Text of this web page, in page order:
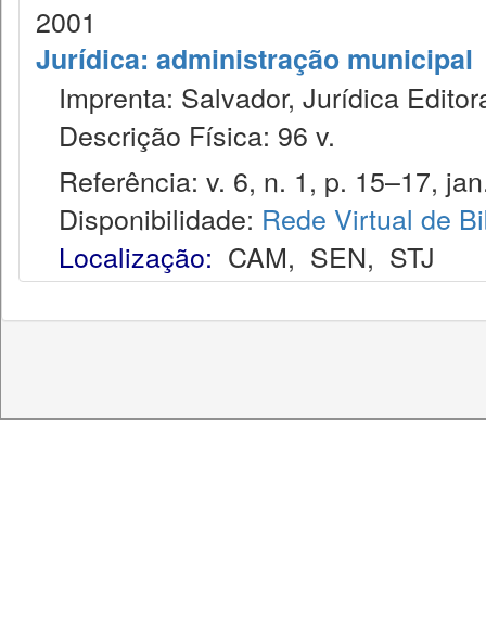
2001
Jurídica: administração municipal
Imprenta: Salvador, Jurídica
Descrição Física: 96 v.
Referência: v. 6, n. 1, p. 15–17,
Disponibilidade: Rede Virtual de
Localização: CAM, SEN, STJ